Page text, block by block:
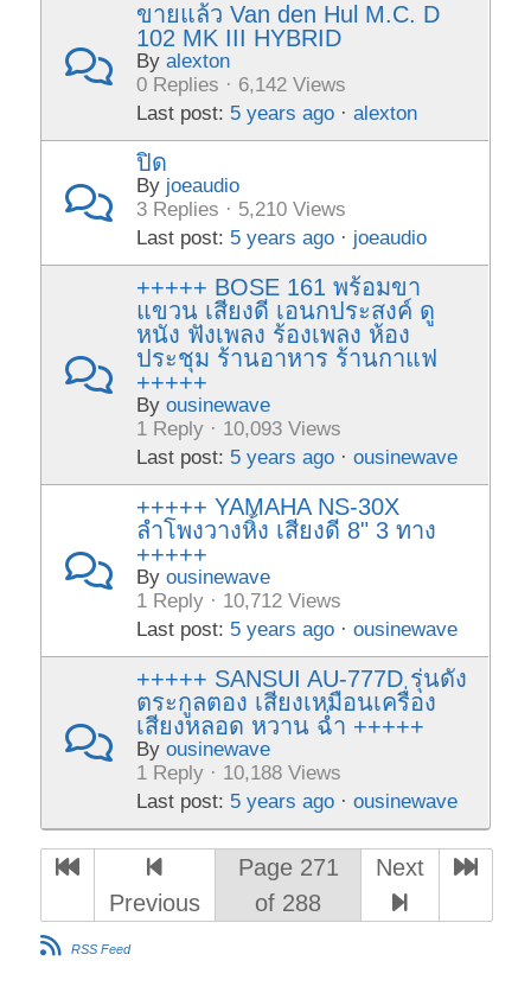
ขายแล้ว Van den Hul M.C. D
102 MK III HYBRID
Byalexton
0 Replies · 6,142 Views
Last post: 5 years ago ·alexton
ปิด
By joeaudio
3 Replies · 5,210 Views
Last post: 5 years ago · joeaudio
+++++ BOSE 161 พร้อมขา
แขวน เสียงดี เอนกประสงค์ ดู
หนัง ฟังเพลง ร้องเพลง ห้อง
ประชุม ร้านอาหาร ร้านกาแฟ
+++++
Byousinewave
1 Reply · 10,093 Views
Last post: 5 years ago ·ousinewave
+++++ YAMAHA NS-30X
ลำโพงวางหิ้ง เสียงดี 8" 3 ทาง
+++++
Byousinewave
1 Reply · 10,712 Views
Last post: 5 years ago ·ousinewave
+++++ SANSUI AU-777D รุ่นดัง
ตระกูลตอง เสียงเหมือนเครื่อง
เสียงหลอด หวาน ฉ่ำ +++++
Byousinewave
1 Reply · 10,188 Views
Last post: 5 years ago ·ousinewave
Previous
Page 271
of 288
Next
RSS Feed